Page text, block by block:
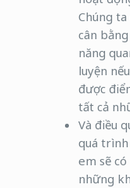
Chúng ta
cân
năng
luyện
được
tất cả
Và điều
quá
em sẽ
những